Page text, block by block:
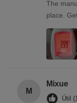
The
place.
M
Mixue
Útil